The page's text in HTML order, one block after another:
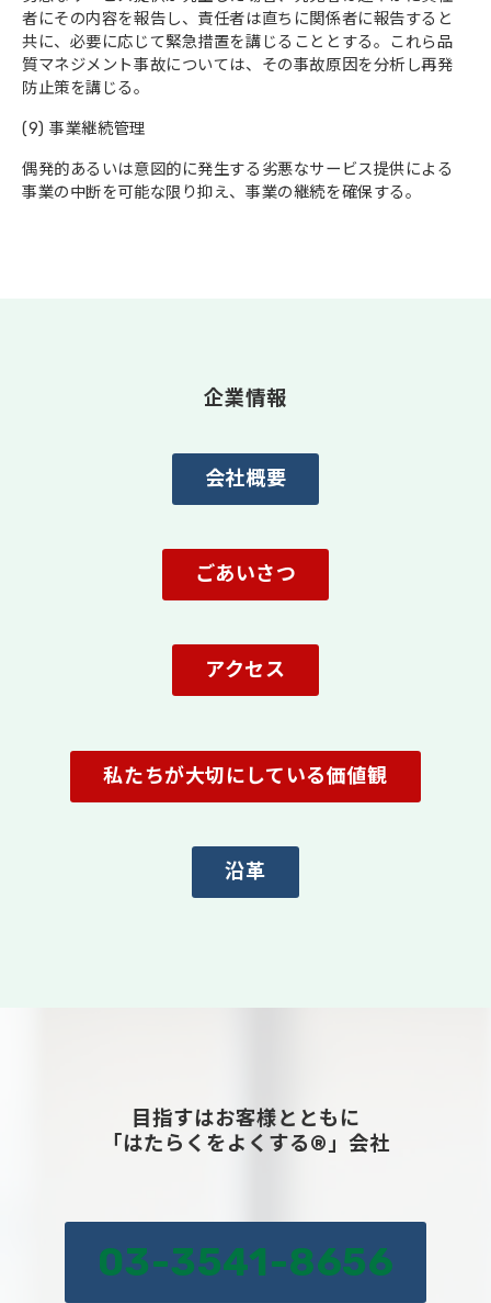
者にその内容を報告し、責任者は直ちに関係者に報告すると
共に、必要に応じて緊急措置を講じることとする。これら品
質マネジメント事故については、その事故原因を分析し再発
防止策を講じる。
(9) 事業継続管理
偶発的あるいは意図的に発生する劣悪なサービス提供による
事業の中断を可能な限り抑え、事業の継続を確保する。
企業情報
会社概要
ごあいさつ
アクセス
私たちが大切にしている価値観
沿革
目指すはお客様とともに
「はたらくをよくする®」会社
03-3541-8656